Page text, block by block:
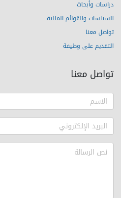
دراسات وأبحاث
السياسات والقوائم المالية
تواصل معنا
التقديم على وظيفة
تواصل معنا